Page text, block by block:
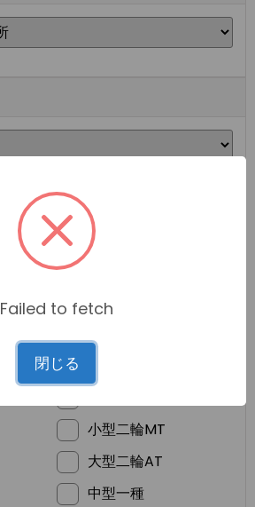
小型二輪MT
大型二輪AT
中型一種
Failed to fetch
閉じる